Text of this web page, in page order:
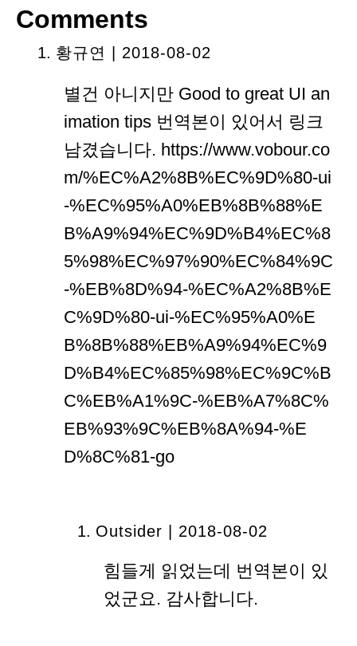
Comments
황규연 | 2018-08-02
별건 아니지만 Good to great UI an
imation tips 번역본이 있어서 링크
남겼습니다. https://www.vobour.co
m/%EC%A2%8B%EC%9D%80-ui
-%EC%95%A0%EB%8B%88%E
B%A9%94%EC%9D%B4%EC%8
5%98%EC%97%90%EC%84%9C
-%EB%8D%94-%EC%A2%8B%E
C%9D%80-ui-%EC%95%A0%E
B%8B%88%EB%A9%94%EC%9
D%B4%EC%85%98%EC%9C%B
C%EB%A1%9C-%EB%A7%8C%
EB%93%9C%EB%8A%94-%E
D%8C%81-go
Outsider | 2018-08-02
힘들게 읽었는데 번역본이 있
었군요. 감사합니다.